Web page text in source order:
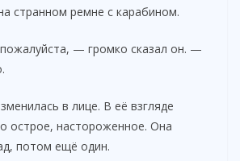
странном ремне с карабином.
— громко сказал он. —
в лице. В её взгляде
острое, настороженное. Она
потом ещё один.